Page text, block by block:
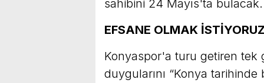
sahibini 24 Mayıs'ta bulacak.
EFSANE OLMAK
Konyaspor'a turu getiren tek
duygularını “Konya